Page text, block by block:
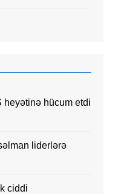
hücum etdi
liderlərə
ciddi